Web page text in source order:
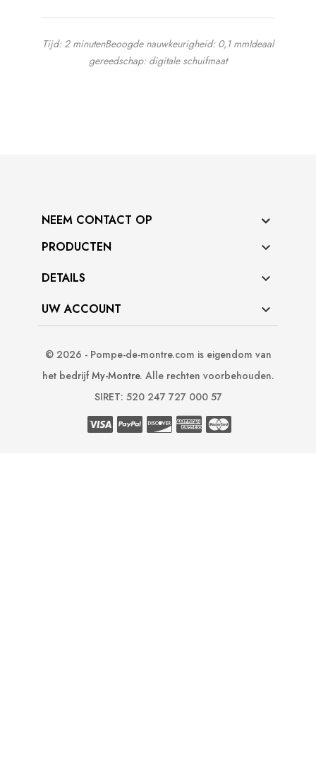
Tijd: 2 minutenBeoogde nauwkeurigheid: 0,1 mmIdeaal
gereedschap: digitale schuifmaat
NEEM CONTACT OP
PRODUCTEN

DETAILS 
UW ACCOUNT 
© 2026 - Pompe-de-montre.com is eigendom van
het bedrijfMy-Montre. Alle rechten voorbehouden.
SIRET: 520 247 727 000 57